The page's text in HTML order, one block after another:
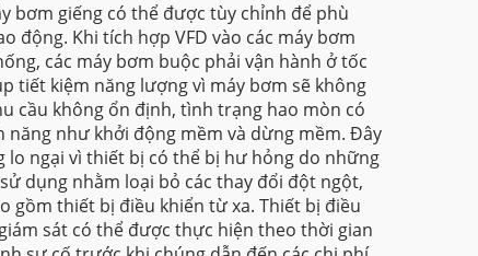
bơm giếng có thể được tùy chỉnh để phù
động. Khi tích hợp VFD vào các máy bơm
các máy bơm buộc phải vận hành ở tốc
tiết kiệm năng lượng vì máy bơm sẽ không
cầu không ổn định, tình trạng hao mòn có
năng như khởi động mềm và dừng mềm. Đây
ngại vì thiết bị có thể bị hư hỏng do những
dụng nhằm loại bỏ các thay đổi đột ngột,
gồm thiết bị điều khiển từ xa. Thiết bị điều
sát có thể được thực hiện theo thời gian